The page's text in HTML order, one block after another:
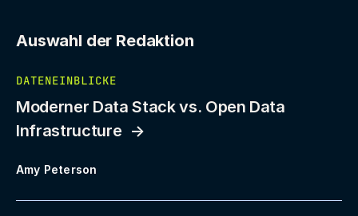
Auswahl der Redaktion
DATENEINBLICKE
Moderner Data Stack vs. Open Data
Infrastructure
Amy Peterson